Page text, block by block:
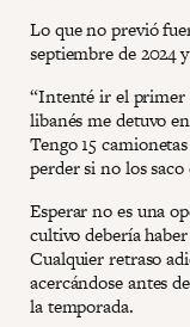
Lo que no previó
septiembre de 2024
“Intenté ir el primer
libanés me detuvo
Tengo 15
perder si no los
Esperar no es una
cultivo debería
Cualquier retraso
acercándose antes
la temporada.